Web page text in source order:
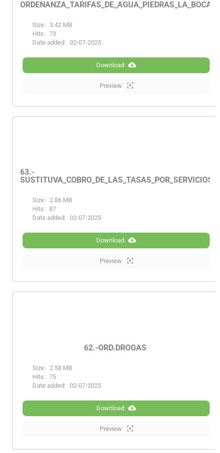
Size: 3.42 MB
Hits: 73
Date added: 02-07-2025
Download
Preview
63.-
Size: 2.86 MB
Hits: 87
Date added: 02-07-2025
Download
Preview
62.-ORD.DROGAS
Size: 2.58 MB
Hits: 75
Date added: 02-07-2025
Download
Preview